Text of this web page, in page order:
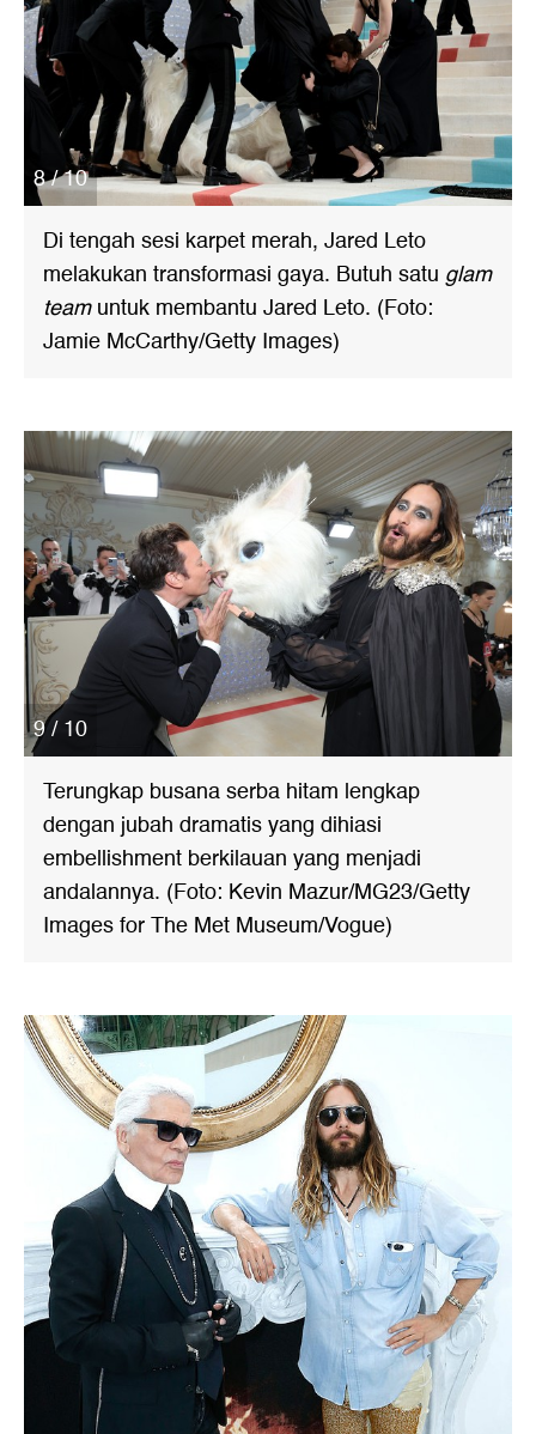
8 / 10
Di tengah sesi karpet merah, Jared Leto
melakukan transformasi gaya. Butuh satu glam
teamuntuk membantu Jared Leto. (Foto:
Jamie McCarthy/Getty Images)
9 / 10
Terungkap busana serba hitam lengkap
dengan jubah dramatis yang dihiasi
embellishment berkilauan yang menjadi
andalannya. (Foto: Kevin Mazur/MG23/Getty
Images for The Met Museum/Vogue)